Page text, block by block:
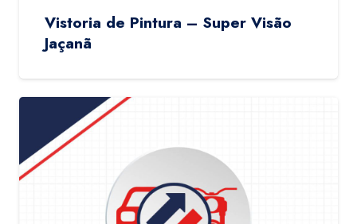
Vistoria de Pintura – Super Visão
Jaçanã